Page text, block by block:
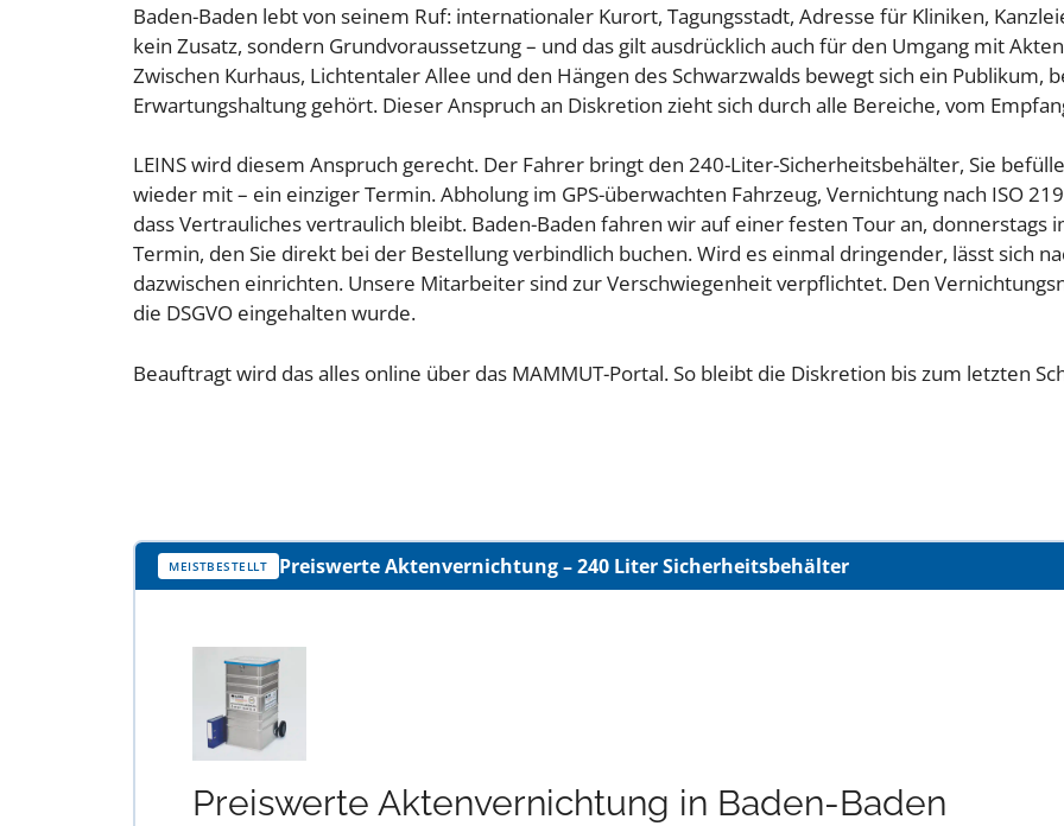
Baden-Baden lebt von seinem Ruf: internationaler Kurort, Tagungsstadt, Adresse für Kliniken,
kein Zusatz, sondern Grundvoraussetzung – und das gilt ausdrücklich auch für den Umgang mit
Zwischen Kurhaus, Lichtentaler Allee und den Hängen des Schwarzwalds bewegt sich ein Publikum,
Erwartungshaltung gehört. Dieser Anspruch an Diskretion zieht sich durch alle Bereiche, vom
LEINS wird diesem Anspruch gerecht. Der Fahrer bringt den 240-Liter-Sicherheitsbehälter, Sie
wieder mit – ein einziger Termin. Abholung im GPS-überwachten Fahrzeug, Vernichtung nach ISO
dass Vertrauliches vertraulich bleibt. Baden-Baden fahren wir auf einer festen Tour an, donnerstags
Termin, den Sie direkt bei der Bestellung verbindlich buchen. Wird es einmal dringender, lässt sich
dazwischen einrichten. Unsere Mitarbeiter sind zur Verschwiegenheit verpflichtet. Den
die DSGVO eingehalten wurde.
Beauftragt wird das alles online über das MAMMUT-Portal. So bleibt die Diskretion bis zum letzten
MEISTBESTELLT Preiswerte Aktenvernichtung – 240 Liter Sicherheitsbehälter
Preiswerte Aktenvernichtung in Baden-Baden